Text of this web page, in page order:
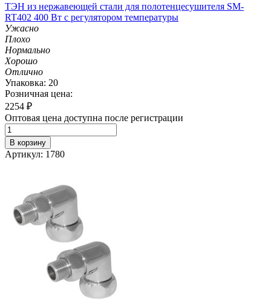
ТЭН из нержавеющей стали для полотенцесушителя SM-
RT402 400 Вт с регулятором температуры
Ужасно
Плохо
Нормально
Хорошо
Отлично
Упаковка: 20
Розничная цена:
2254 ₽
Оптовая цена доступна после регистрации
В корзину
Артикул: 1780